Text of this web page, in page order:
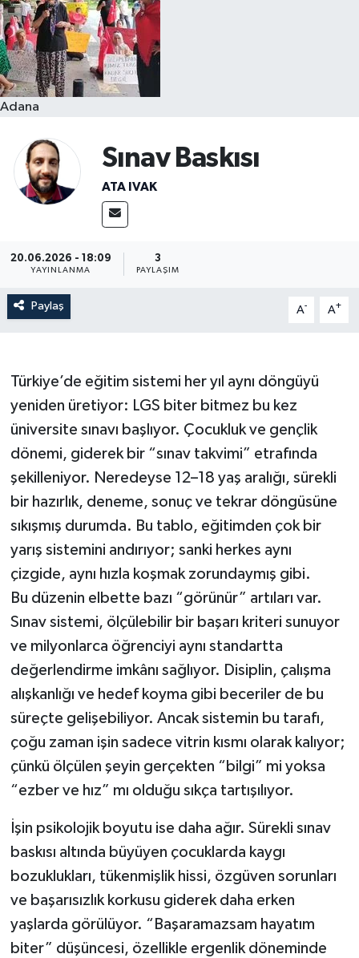
Adana
Sınav Baskısı
ATA IVAK
20.06.2026 - 18:09
YAYINLANMA
3
PAYLAŞIM
Paylaş A- A+
Türkiye’de eğitim sistemi her yıl aynı döngüyü
yeniden üretiyor: LGS biter bitmez bu kez
üniversite sınavı başlıyor. Çocukluk ve gençlik
dönemi, giderek bir “sınav takvimi” etrafında
şekilleniyor. Neredeyse 12–18 yaş aralığı, sürekli
bir hazırlık, deneme, sonuç ve tekrar döngüsüne
sıkışmış durumda. Bu tablo, eğitimden çok bir
yarış sistemini andırıyor; sanki herkes aynı
çizgide, aynı hızla koşmak zorundaymış gibi.
Bu düzenin elbette bazı “görünür” artıları var.
Sınav sistemi, ölçülebilir bir başarı kriteri sunuyor
ve milyonlarca öğrenciyi aynı standartta
değerlendirme imkânı sağlıyor. Disiplin, çalışma
alışkanlığı ve hedef koyma gibi beceriler de bu
süreçte gelişebiliyor. Ancak sistemin bu tarafı,
çoğu zaman işin sadece vitrin kısmı olarak kalıyor;
çünkü ölçülen şeyin gerçekten “bilgi” mi yoksa
“ezber ve hız” mı olduğu sıkça tartışılıyor.
İşin psikolojik boyutu ise daha ağır. Sürekli sınav
baskısı altında büyüyen çocuklarda kaygı
bozuklukları, tükenmişlik hissi, özgüven sorunları
ve başarısızlık korkusu giderek daha erken
yaşlarda görülüyor. “Başaramazsam hayatım
biter” düşüncesi, özellikle ergenlik döneminde
Resmi İlanlar